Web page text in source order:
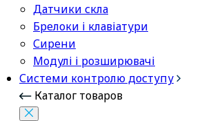
Датчики скла
Брелоки і клавіатури
Сирени
Модулі і розширювачі
Системи контролю доступу
Каталог товаров